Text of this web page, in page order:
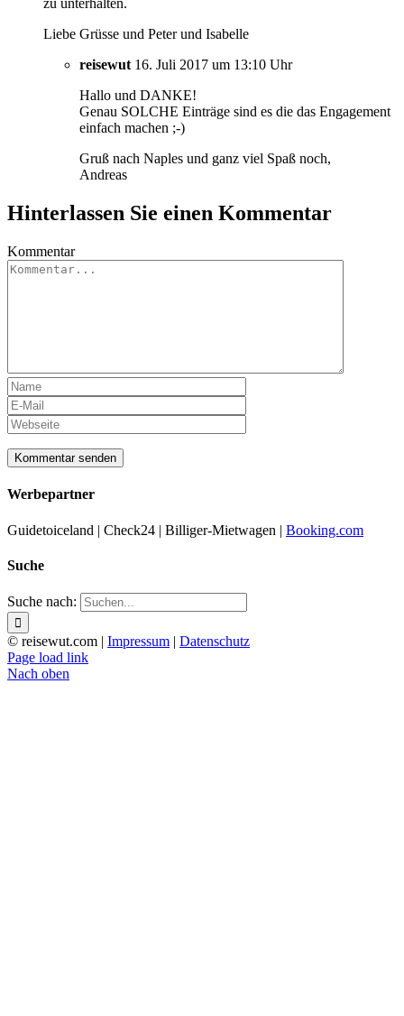
zu unterhalten.
Liebe Grüsse und Peter und Isabelle
reisewut 16. Juli 2017 um 13:10 Uhr
Hallo und DANKE!
Genau SOLCHE Einträge sind es die das Engagement
einfach machen ;-)
Gruß nach Naples und ganz viel Spaß noch,
Andreas
Hinterlassen Sie einen Kommentar
Kommentar
Werbepartner
Guidetoiceland | Check24 | Billiger-Mietwagen | Booking.com
Suche
Suche nach:
© reisewut.com | Impressum | Datenschutz
Page load link
Nach oben